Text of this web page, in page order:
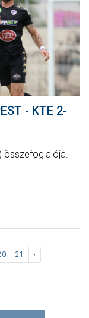
- KTE 2-
összefoglalója.
21 ›